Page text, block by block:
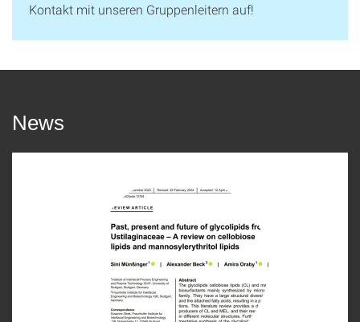
Kontakt mit unseren Gruppenleitern auf!
News